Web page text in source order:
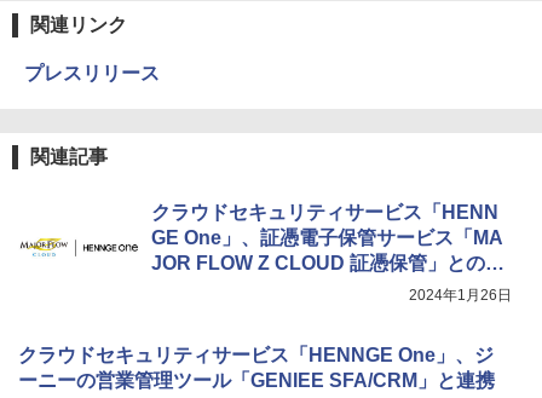
関連リンク
プレスリリース
関連記事
クラウドセキュリティサービス「HENN
GE One」、証憑電子保管サービス「MA
JOR FLOW Z CLOUD 証憑保管」との連
2024年1月26日
クラウドセキュリティサービス「HENNGE One」、ジ
ーニーの営業管理ツール「GENIEE SFA/CRM」と連携